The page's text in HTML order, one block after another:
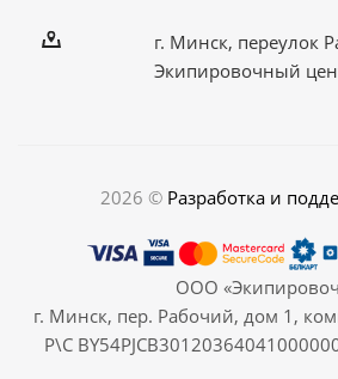
г. Минск, переулок
Экипировочный
2026 © Разработка и
ООО
г. Минск, пер. Рабочий, дом 1,
Р\С